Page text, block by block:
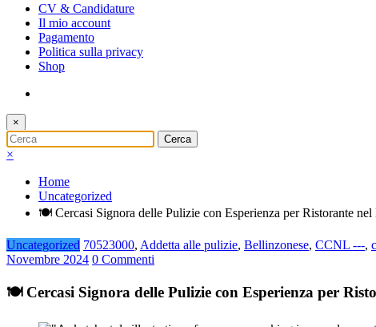
CV & Candidature
Il mio account
Pagamento
Politica sulla privacy
Shop
×
×
Home
Uncategorized
🍽️ Cercasi Signora delle Pulizie con Esperienza per Ristorante nel
Uncategorized 70523000, Addetta alle pulizie, Bellinzonese, CCNL ---,
Novembre 2024 0 Commenti
🍽️ Cercasi Signora delle Pulizie con Esperienza per